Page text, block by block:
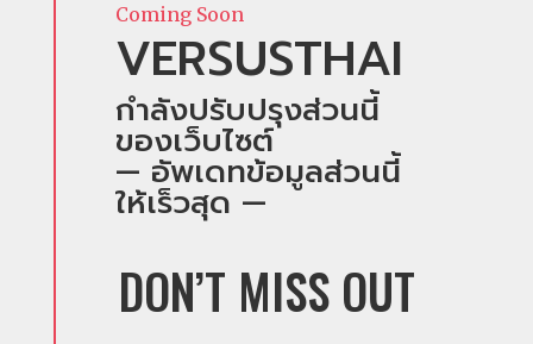
Coming Soon
VERSUSTHAI
กำลังปรับปรุงส่วนนี้
ของเว็บไซต์
— อัพเดทข้อมูลส่วนนี้
ให้เร็วสุด —
DON’T MISS OUT